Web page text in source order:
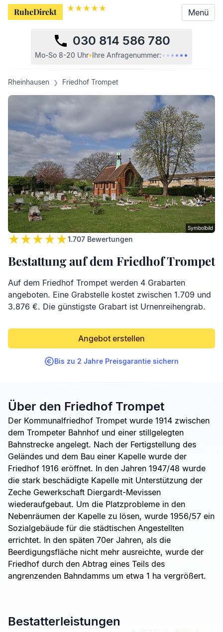
RuheDirekt Menü
030 814 586 780
Mo-So 8-20 Uhr•Ihre Anfragenummer:• • • • • •
RuheDirekt Menü
Rheinhausen Friedhof Trompet
1.707 Bewertungen
Bestattung auf dem Friedhof Trompet
Auf dem Friedhof Trompet werden 4 Grabarten
angeboten. Eine Grabstelle kostet zwischen 1.709 und
3.876 €. Die günstigste Grabart ist Urnenreihengrab.
Angebot erstellen
Bis zu 2 Jahre Preisgarantie sichern
Symbolbild
Über den Friedhof Trompet
Der Kommunalfriedhof Trompet wurde 1914 zwischen
dem Trompeter Bahnhof und einer stillgelegten
Bahnstrecke angelegt. Nach der Fertigstellung des
Geländes und dem Bau einer Kapelle wurde der
Friedhof 1916 eröffnet. In den Jahren 1947/48 wurde
die stark beschädigte Kapelle mit Unterstützung der
Zeche Gewerkschaft Diergardt-Mevissen
wiederaufgebaut. Um die Platzprobleme in den
Nebenräumen der Kapelle zu lösen, wurde 1956/57 ein
Sozialgebäude für die städtischen Angestellten
errichtet. In den späten 70er Jahren, als die
Beerdigungsfläche nicht mehr ausreichte, wurde der
Friedhof durch den Abtrag eines Teils des
angrenzenden Bahndamms um etwa 1 ha vergrößert.
Bestatterleistungen